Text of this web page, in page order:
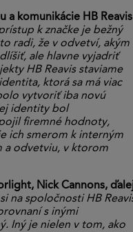
a komunikácie HB Reavis
k značke je bežný
radi, že v odvetví, akým
ale hlavne vyjadriť
HB Reavis staviame
ktorá sa má viac
vytvoriť iba novú
identity bol
firemné hodnoty,
ich smerom k interným
a odvetviu, v ktorom
Nick Cannons,
na spoločnosti HB
s inými
Iný je nielen v tom, ako